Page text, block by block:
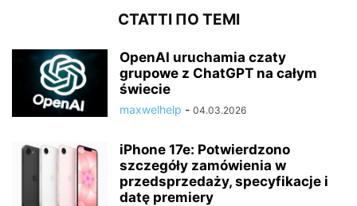
СТАТТІ ПО ТЕМІ
OpenAI uruchamia czaty
grupowe z ChatGPT na całym
świecie
maxwelhelp - 04.03.2026
iPhone 17e: Potwierdzono
szczegóły zamówienia w
przedsprzedaży, specyfikacje i
datę premiery